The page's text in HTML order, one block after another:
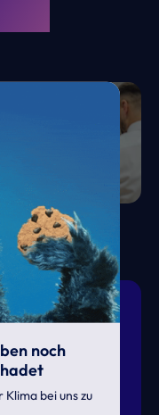
für gutes
noch
bei uns zu